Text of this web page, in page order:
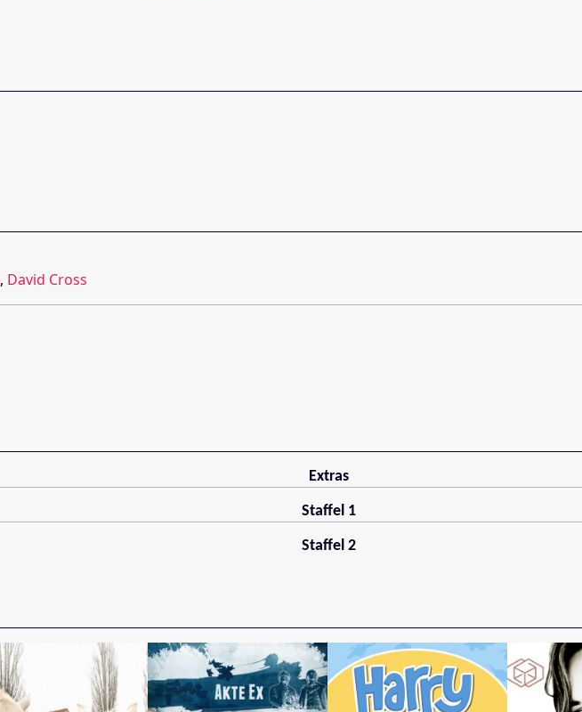
, David Cross
Extras
Staffel 1
Staffel 2